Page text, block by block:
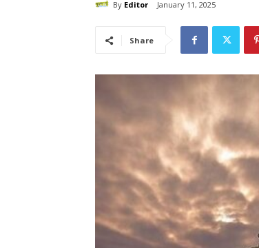
By Editor January 11, 2025
Share